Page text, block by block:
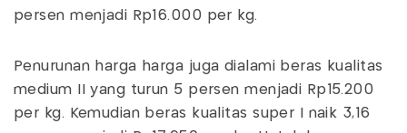
persen menjadi Rp16.000 per kg.
Penurunan harga harga juga dialami beras kualitas
medium II yang turun 5 persen menjadi Rp15.200
per kg. Kemudian beras kualitas super I naik 3,16